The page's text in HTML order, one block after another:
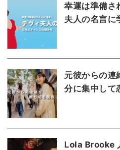
幸運は準備さ
夫人の名言に
元彼からの連
分に集中して
Lola Brooke